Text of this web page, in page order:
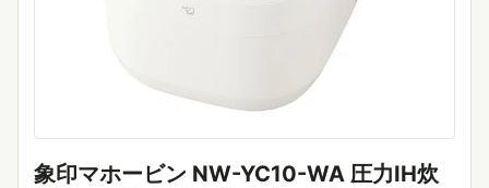
象印マホービン NW-YC10-WA 圧力IH炊